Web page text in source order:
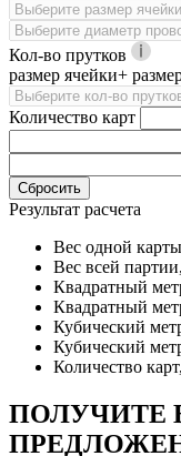
Кол-во прутков
размер ячейки+
Количество карт
Сбросить
Результат расчета
Вес одной
Вес всей
Квадратный
Квадратный
Кубический
Кубический
Количество
ПОЛУЧИТЕ